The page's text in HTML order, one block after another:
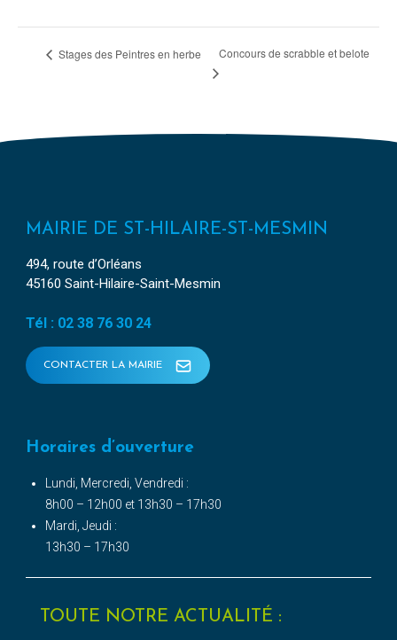
Stages des Peintres en herbe Concours de scrabble et belote
MAIRIE DE ST-HILAIRE-ST-MESMIN
494, route d’Orléans
45160 Saint-Hilaire-Saint-Mesmin
Tél : 02 38 76 30 24
CONTACTER LA MAIRIE
Horaires d’ouverture
Lundi, Mercredi, Vendredi :
8h00 – 12h00 et 13h30 – 17h30
Mardi, Jeudi :
13h30 – 17h30
TOUTE NOTRE ACTUALITÉ :